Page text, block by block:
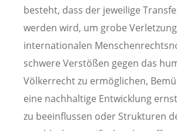
besteht, dass der jeweilige
werden wird, um grobe
internationalen
schwere Verstößen gegen das
Völkerrecht zu ermöglichen,
eine nachhaltige Entwicklung
zu beeinflussen oder Strukturen